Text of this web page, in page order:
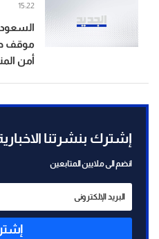
موقف
أمن
15:22
إشترك بنشرتنا
انضم الى ملايين المتابعين